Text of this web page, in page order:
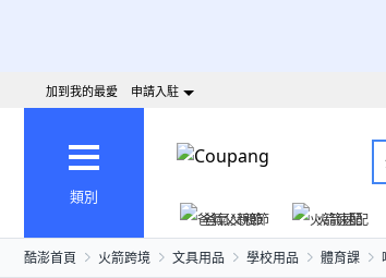
加到我的最愛 申請入駐
類別
爸氣父親節 火箭速配
酷澎首頁 火箭跨境 文具用品 學校用品 體育課